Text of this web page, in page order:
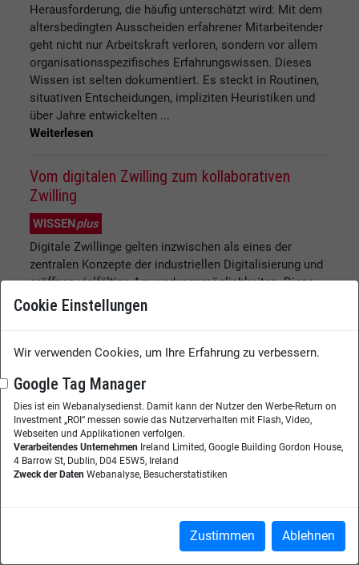
Herausforderung, die häufig unterschätzt wird: Mit dem
altersbedingten Ausscheiden erfahrener Mitarbeitender
geht nicht nur Arbeitskraft verloren, sondern vor allem
organisationsspezifisches Erfahrungswissen. Dieses
Wissen ist selten dokumentiert. Es steckt in Routinen,
situativen Entscheidungen, impliziten Heuristiken und
über Jahre entwickelten ...
Weiterlesen
Vom digitalen Zwilling zum kollaborativen
Zwilling
WISSEN plus
Digitale Zwillinge gelten inzwischen als eines der
zentralen Konzepte der industriellen Digitalisierung und
eröffnen vielfältige Anwendungsmöglichkeiten. Diese
Möglichkeiten ergeben sich aus der Verbindung
physischer und digitaler Komponenten, aus denen der
Informationen aus unterschiedlichen Quellen
Weiterlesen
Das Magazin für Digitalisierung, Vernetzung & Collaboration
Cookie Einstellungen
Wir verwenden Cookies, um Ihre Erfahrung zu verbessern.
Google Tag Manager
Dies ist ein Webanalysedienst. Damit kann der Nutzer den Werbe-Return on
Investment „ROI“ messen sowie das Nutzerverhalten mit Flash, Video,
Webseiten und Applikationen verfolgen.
Verarbeitendes Unternehmen Ireland Limited, Google Building Gordon House,
4 Barrow St, Dublin, D04 E5W5, Ireland
Zweck der Daten Webanalyse, Besucherstatistiken
Zustimmen Ablehnen